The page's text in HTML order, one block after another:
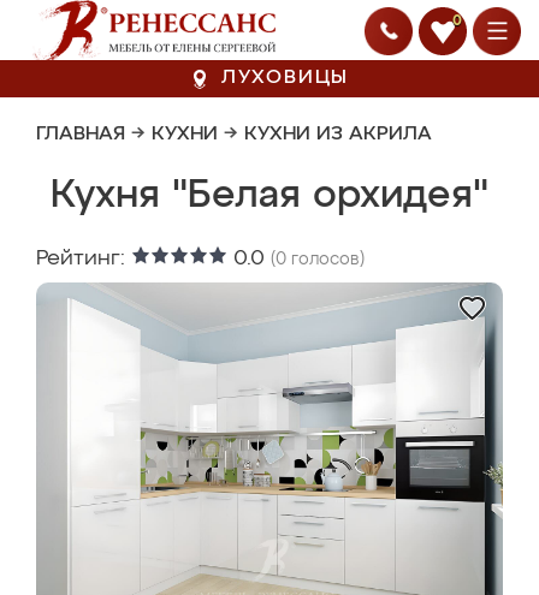
0
ЛУХОВИЦЫ
ГЛАВНАЯ → КУХНИ → КУХНИ ИЗ АКРИЛА
Кухня "Белая орхидея"
Рейтинг: 0.0 (0 голосов)